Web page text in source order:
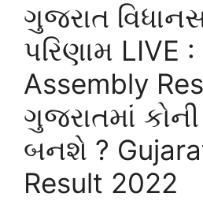
ગુજરાત
પરિણામ LIVE
Assembly
ગુજરાતમાં
બનશે ?
Result 2022